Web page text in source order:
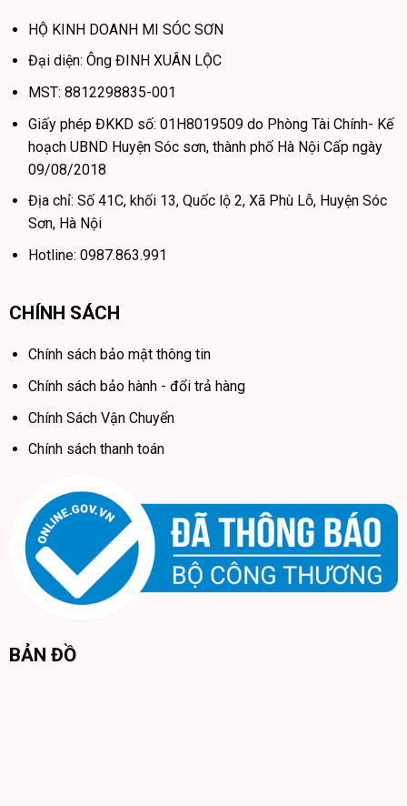
HỘ KINH DOANH MI SÓC SƠN
Đại diện: Ông ĐINH XUÂN LỘC
MST: 8812298835-001
Giấy phép ĐKKD số: 01H8019509 do Phòng Tài Chính- Kế
hoạch UBND Huyện Sóc sơn, thành phố Hà Nội Cấp ngày
09/08/2018
Địa chỉ: Số 41C, khối 13, Quốc lộ 2, Xã Phù Lỗ, Huyện Sóc
Sơn, Hà Nội
Hotline: 0987.863.991
CHÍNH SÁCH
Chính sách bảo mật thông tin
Chính sách bảo hành - đổi trả hàng
Chính Sách Vận Chuyển
Chính sách thanh toán
BẢN ĐỒ